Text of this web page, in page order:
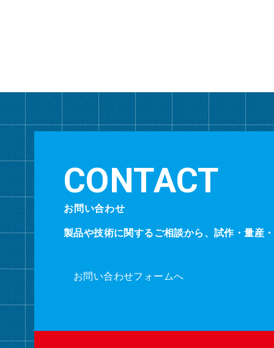
お問い合わせ
製品や技術に関するご相談から、試作・量産
お問い合わせフォームへ